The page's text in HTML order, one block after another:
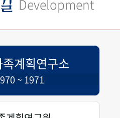
Development
계획연구소
~ 1971